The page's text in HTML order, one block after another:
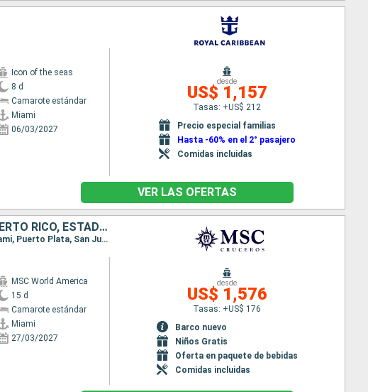
Icon of the seas
8 d
Camarote estándar
Miami
06/03/2027
desde
US$ 1,157
Tasas: +US$ 212
Precio especial familias
Hasta -60% en el 2° pasajero
Comidas incluidas
VER LAS OFERTAS
HONDURAS, MÉXICO, BAHAMAS, REPÚBLICA DOMINICANA, PUERTO RICO, ESTADOS UNIDOS
Itinerario : Miami, Roatan, Costa Maya, Cozumel, Ocean cay MSC marine reserve, Miami, Puerto Plata, San Juan, Ocean cay MSC marine reserve, Miami
MSC World America
15 d
Camarote estándar
Miami
27/03/2027
desde
US$ 1,576
Tasas: +US$ 176
Barco nuevo
Niños Gratis
Oferta en paquete de bebidas
Comidas incluidas